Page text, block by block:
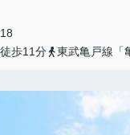
歩11分
東武亀戸線「